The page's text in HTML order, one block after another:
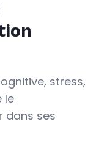
stress,
le
dans ses